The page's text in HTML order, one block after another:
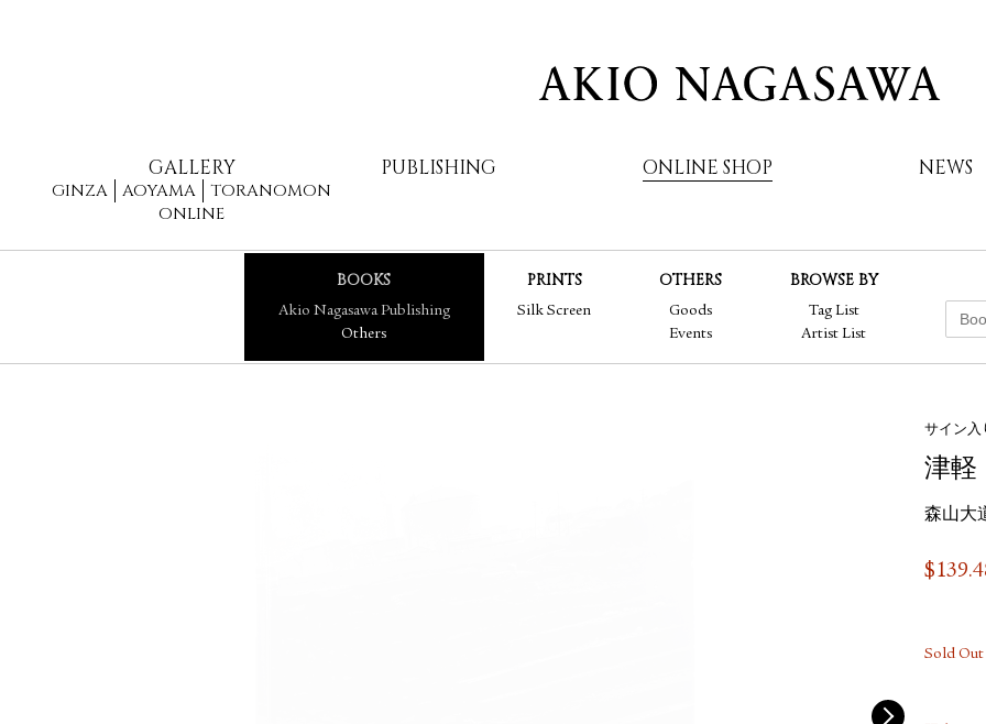
AKIO NAGASAWA
GALLERY
GINZA AOYAMA
TORANOMON
ONLINE
PUBLISHING ONLINE SHOP NEWS
BOOKS
Akio Nagasawa Publishing
Others
PRINTS
Silk Screen
OTHERS
Goods
Events
BROWSE BY
Tag List
Artist List
サイン入
津軽
森山大
$
Sold Out